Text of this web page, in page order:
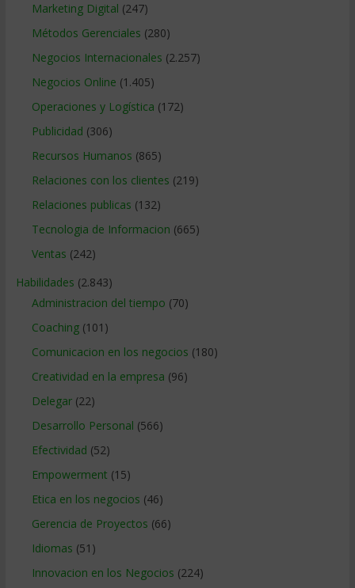
Marketing Digital (247)
Métodos Gerenciales (280)
Negocios Internacionales (2.257)
Negocios Online (1.405)
Operaciones y Logística (172)
Publicidad (306)
Recursos Humanos (865)
Relaciones con los clientes (219)
Relaciones publicas (132)
Tecnologia de Informacion (665)
Ventas (242)
Habilidades (2.843)
Administracion del tiempo (70)
Coaching(101)
Comunicacion en los negocios (180)
Creatividad en la empresa (96)
Delegar(22)
Desarrollo Personal (566)
Efectividad (52)
Empowerment (15)
Etica en los negocios (46)
Gerencia de Proyectos (66)
Idiomas (51)
Innovacion en los Negocios (224)